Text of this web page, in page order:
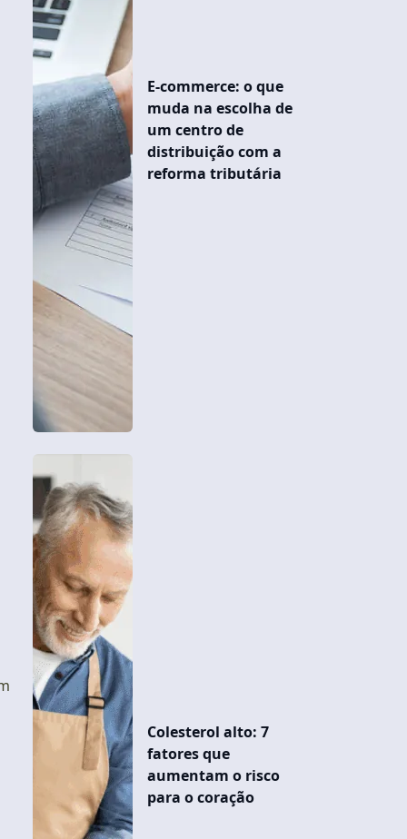
E-commerce: o que
muda na escolha de
um centro de
distribuição com a
reforma tributária
Colesterol alto: 7
fatores que
aumentam o risco
para o coração